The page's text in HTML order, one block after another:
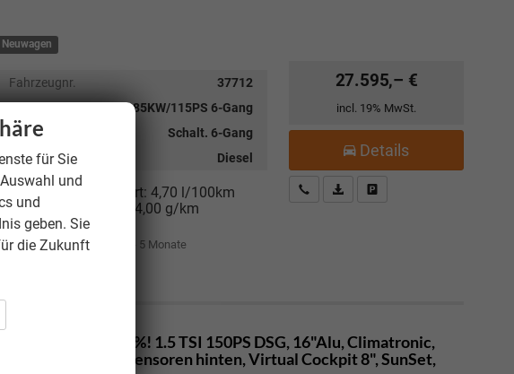
Neuwagen
Fahrzeugnr.
37712
Motor
2.0 TDI 85KW/115PS 6-Gang
Getriebe
Schalt. 6-Gang
Kraftstoff
Diesel
Verbrauch kombiniert:4,70 l/100km
CO -Emissionen:
124,00 g/km
2-Klasse: D
Lieferzeit: 4 - 5 Monate
27.595,– €
incl. 19% MwSt.
Details
Kostenloser Rückruf-Service
PDF-Datei, Fahrzeugexposé
Behinderung 100%! 1.5 TSI 150PS DSG, 16"Alu, Climatronic,
Parksensoren hinten, Virtual Cockpit 8", SunSet,
für Sie
und
und
geben. Sie
die Zukunft